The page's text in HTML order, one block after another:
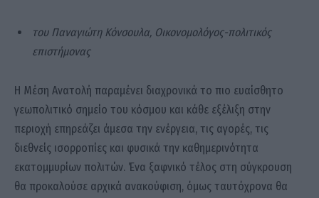
του Παναγιώτη Κόνσουλα, Οικονομολόγος-πολιτικός
επιστήμονας
Η Μέση Ανατολή παραμένει διαχρονικά το πιο ευαίσθητο
γεωπολιτικό σημείο του κόσμου και κάθε εξέλιξη στην
περιοχή επηρεάζει άμεσα την ενέργεια, τις αγορές, τις
διεθνείς ισορροπίες και φυσικά την καθημερινότητα
εκατομμυρίων πολιτών. Ένα ξαφνικό τέλος στη σύγκρουση
θα προκαλούσε αρχικά ανακούφιση, όμως ταυτόχρονα θα